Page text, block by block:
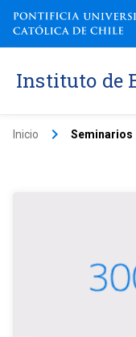
Instituto de
Inicio keyboard_arrow_right Seminarios